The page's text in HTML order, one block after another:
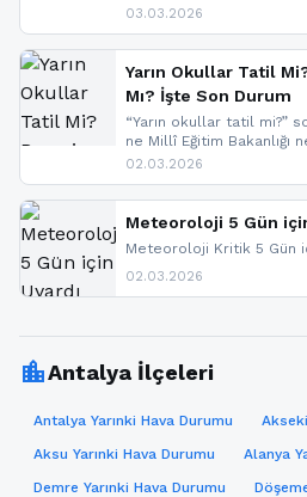
ve don beklenirken Doğu
yapıldı. İşte son dakika
03.03.2026
Yarın Okullar Tatil
Mı? İşte Son Durum
“Yarın okullar tatil mi?”
ne Millî Eğitim Bakanlığı
yapılmış resmi bir tatil
paylaşacağız. En hızlı
sitemizi takip edebilir ve
02.03.2026
Meteoroloji 5 Gün
Meteoroloji Kritik 5 Gün
02.03.2026
location_cityAntalya İlçeleri
Antalya Yarınki Hava Durumu
Aksu Yarınki Hava Durumu
Alanya
Demre Yarınki Hava Durumu